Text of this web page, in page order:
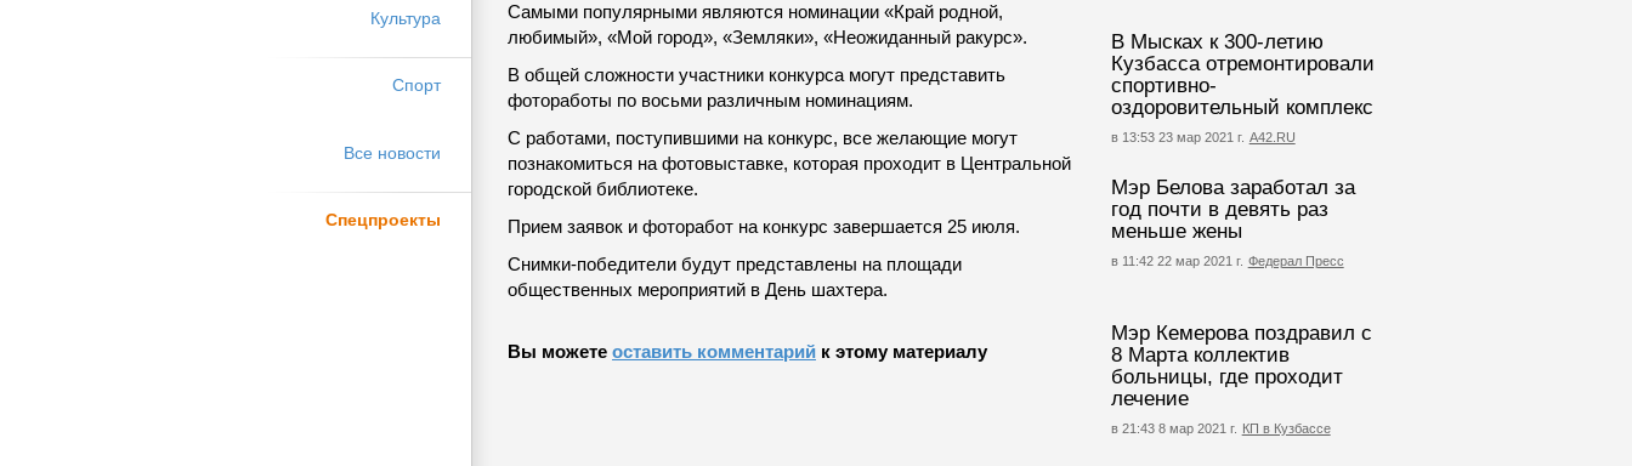
Культура
Спорт
Все новости
Спецпроекты
В Мысках к 300-летию
Кузбасса отремонтировали
спортивно-
оздоровительный комплекс
в 13:53 23 мар 2021 г. А42.RU
Мэр Белова заработал за
год почти в девять раз
меньше жены
в 11:42 22 мар 2021 г. Федерал Пресс
Мэр Кемерова поздравил с
8 Марта коллектив
больницы, где проходит
лечение
в 21:43 8 мар 2021 г. КП в Кузбассе
Самыми популярными являются номинации «Край родной,
любимый», «Мой город», «Земляки», «Неожиданный ракурс».
В общей сложности участники конкурса могут представить
фотоработы по восьми различным номинациям.
С работами, поступившими на конкурс, все желающие могут
познакомиться на фотовыставке, которая проходит в Центральной
городской библиотеке.
Прием заявок и фоторабот на конкурс завершается 25 июля.
Снимки-победители будут представлены на площади
общественных мероприятий в День шахтера.
Вы можете оставить комментарий к этому материалу